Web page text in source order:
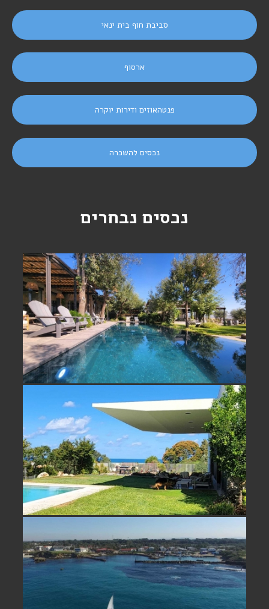
סביבת חוף בית ינאי
ארסוף
פנטהאוזים ודירות יוקרה
נכסים להשכרה
נכסים נבחרים
נחלה מרגשת למכירה בעמק יזרעאל -
לגור בלב הטבע
נחלה למכירה בכפר ויתקין בית מדהים
מול נוף גבוה רואה ים
נחלה למכירה במכמורת ליד הים